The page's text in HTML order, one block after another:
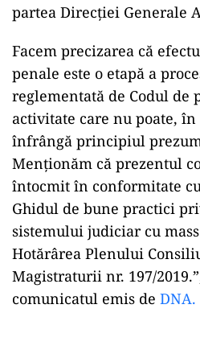
partea Direcției Generale
Facem precizarea că
penale este o etapă a
reglementată de Codul de
activitate care nu poate,
înfrângă principiul
Menționăm că prezentul
întocmit în conformitate
Ghidul de bune practici
sistemului judiciar cu
Hotărârea Plenului
Magistraturii nr. 197/
comunicatul emis de DNA.